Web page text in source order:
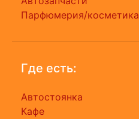
Парфюмерия/косметика
Где есть:
Автостоянка
Кафе